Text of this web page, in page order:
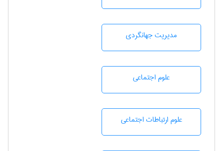
مديريت جهانگردی
علوم اجتماعی
علوم ارتباطات اجتماعی